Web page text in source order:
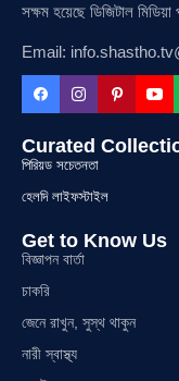
সক্ষম হয়েছে ডিজিটাল
Email:
Curated
পিরিয়ড সচেতনতা
হেলদি লাইফস্টাইল
Get to Know Us
বিজ্ঞাপন বার্তা
চাকরি
জেনে রাখুন, সুস্থ থাকুন
নারী স্বাস্থ্য